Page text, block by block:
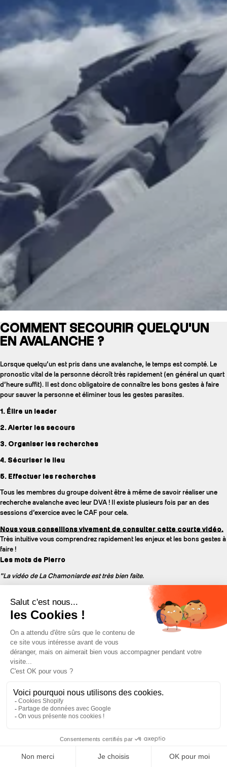
COMMENT SECOURIR QUELQU'UN
EN AVALANCHE ?
Lorsque quelqu’un est pris dans une avalanche, le temps est compté. Le
pronostic vital de la personne décroît très rapidement (en général un quart
d’heure suffit). Il est donc obligatoire de connaître les bons gestes à faire
pour sauver la personne et éliminer tous les gestes parasites.
1. Élire un leader
2. Alerter les secours
3. Organiser les recherches
4. Sécuriser le lieu
5. Effectuer les recherches
Tous les membres du groupe doivent être à même de savoir réaliser une
recherche avalanche avec leur DVA ! Il existe plusieurs fois par an des
sessions d’exercice avec le CAF pour cela.
Nous vous conseillons vivement de consulter cette courte vidéo.
Très intuitive vous comprendrez rapidement les enjeux et les bons gestes à
faire !
Les mots de Pierro
"La vidéo de La Chamoniarde est très bien faite.
L'entraînement à la recherche DVA doit se pratiquer régulièrement et tout
au long de la saison hivernale pour connaître son appareil et être efficace le
jour J.
Au niveau de l’organisation lors d’une avalanche voici ce que je peux vous
Les personnes totalement ensevelies doivent être sorties le plus
rapidement possible. Il faut effectivement alerter les secours mais ce qui
reste le plus urgent c’est de sortir la ou les personnes ensevelies.
Dans cette situation, le leader sortira naturellement. Attention à la perte de
temps inutile. Faire la recherche DVA. Regarder et tirer sur les indices de
surface. Une fois la ou les personne(s) retrouvée(s), appliquer les premiers
nouveaux DVA basculent automatiquement en émission si vous vous faites